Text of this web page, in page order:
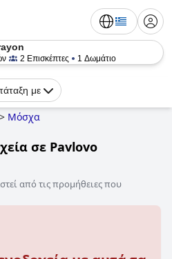
2 Επισκέπτες 1 Δωμάτιο
με
> Μόσχα
σε Pavlovo
από τις προμήθειες που